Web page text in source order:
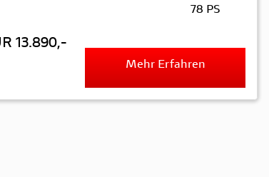
78 PS
13.890,-
Mehr Erfahren